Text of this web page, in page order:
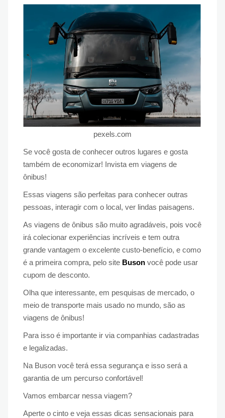
pexels.com
Se você gosta de conhecer outros lugares e gosta
também de economizar! Invista em viagens de
ônibus!
Essas viagens são perfeitas para conhecer outras
pessoas, interagir com o local, ver lindas paisagens.
As viagens de ônibus são muito agradáveis, pois você
irá colecionar experiências incríveis e tem outra
grande vantagem o excelente custo-benefício, e como
é a primeira compra, pelo site Buson você pode usar
cupom de desconto.
Olha que interessante, em pesquisas de mercado, o
meio de transporte mais usado no mundo, são as
viagens de ônibus!
Para isso é importante ir via companhias cadastradas
e legalizadas.
Na Buson você terá essa segurança e isso será a
garantia de um percurso confortável!
Vamos embarcar nessa viagem?
Aperte o cinto e veja essas dicas sensacionais para